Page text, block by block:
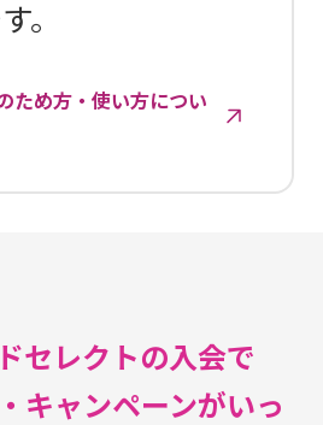
。
ため方・使い方につい
セレクトの入会で
キャンペーンがいっ